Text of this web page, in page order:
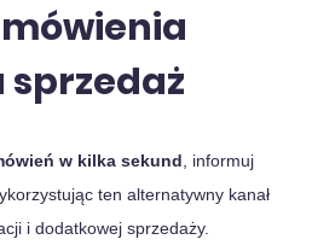
w kilka sekund , informuj
ten alternatywny kanał
i dodatkowej sprzedaży.